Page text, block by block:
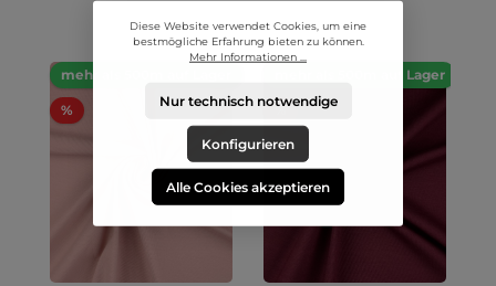
mehr als 500m auf Lager
%
mehr als 500m auf Lager
%
Diese Website verwendet Cookies, um eine
bestmögliche Erfahrung bieten zu können.
Mehr Informationen ...
Nur technisch notwendige
Konfigurieren
Alle Cookies akzeptieren